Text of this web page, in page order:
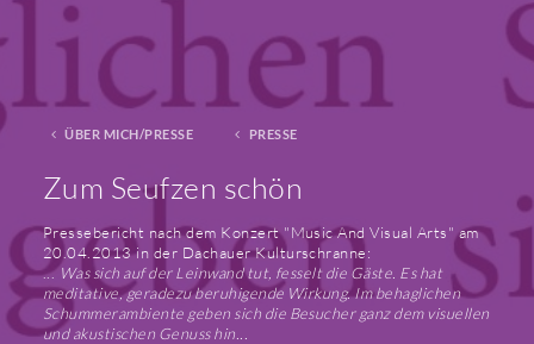
ÜBER MICH/PRESSE PRESSE
Zum Seufzen schön
Pressebericht nach dem Konzert "Music And Visual Arts" am
20.04.2013 in der Dachauer Kulturschranne:
...Was sich auf der Leinwand tut, fesselt die Gäste. Es hat
meditative, geradezu beruhigende Wirkung. Im behaglichen
Schummerambiente geben sich die Besucher ganz dem visuellen
und akustischen Genuss hin...